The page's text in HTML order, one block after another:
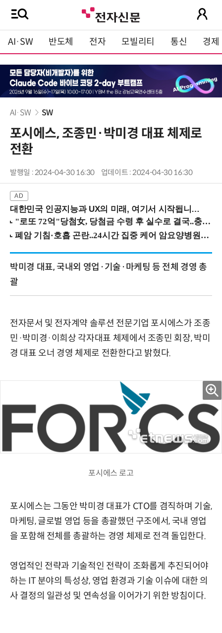
AI·SW 반도체 전자 모빌리티 통신 경제
AI·SW SW
포시에스, 조종민·박미경 대표 체제로
전환
발행일 : 2024-04-30 16:30 업데이트 : 2024-04-30 16:30
대한민국 인공지능과 UX의 미래, 여기서 시작됩니다! (9/2 강남역)
박미경 대표, 국내외 영업·기술·마케팅 등 전체 경영 총
괄
전자문서 및 전자계약 솔루션 전문기업 포시에스가 조종
민·박미경·이희상 각자대표 체제에서 조종민 회장, 박미
경 대표 오너 경영 체제로 전환한다고 밝혔다.
포시에스 로고
포시에스는 그동안 박미경 대표가 CTO를 겸직하며 기술,
마케팅, 글로벌 영업 등을 총괄했던 구조에서, 국내 영업
을 포함해 전체를 총괄하는 경영 체제로 전격 돌입한다.
영업적인 전략과 기술적인 전략이 조화롭게 추진되어야
하는 IT 분야의 특성상, 영업 환경과 기술 이슈에 대한 의
사 결정의 일관성 및 연속성을 이어가기 위한 방침이다.